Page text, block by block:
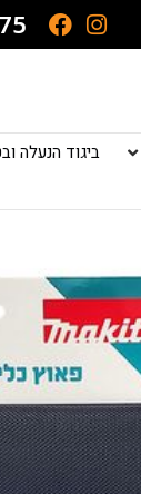
ביגוד הנעלה